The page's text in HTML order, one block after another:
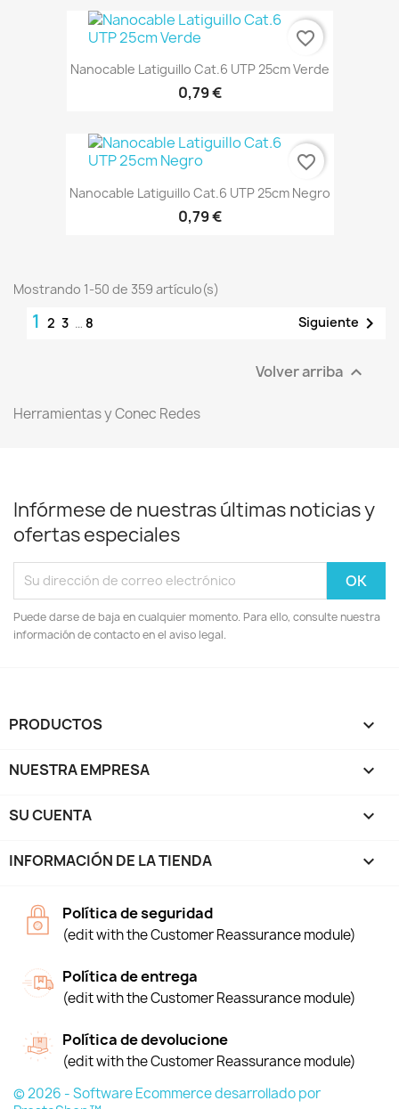
Nanocable Latiguillo Cat.6 UTP 25cm Verde
0,79 €
favorite_border
Nanocable Latiguillo Cat.6 UTP 25cm Negro
0,79 €
favorite_border
Mostrando 1-50 de 359 artículo(s)
1 2 3 … 8 Siguiente 
Volver arriba 
Herramientas y Conec Redes
Infórmese de nuestras últimas noticias y
ofertas especiales
Puede darse de baja en cualquier momento. Para ello, consulte nuestra
información de contacto en el aviso legal.
PRODUCTOS 
NUESTRA EMPRESA 
SU CUENTA 
INFORMACIÓN DE LA TIENDA keyboard_arrow_down
Política de seguridad
(edit with the Customer Reassurance module)
Política de entrega
(edit with the Customer Reassurance module)
Política de devolucione
(edit with the Customer Reassurance module)
© 2026 - Software Ecommerce desarrollado por